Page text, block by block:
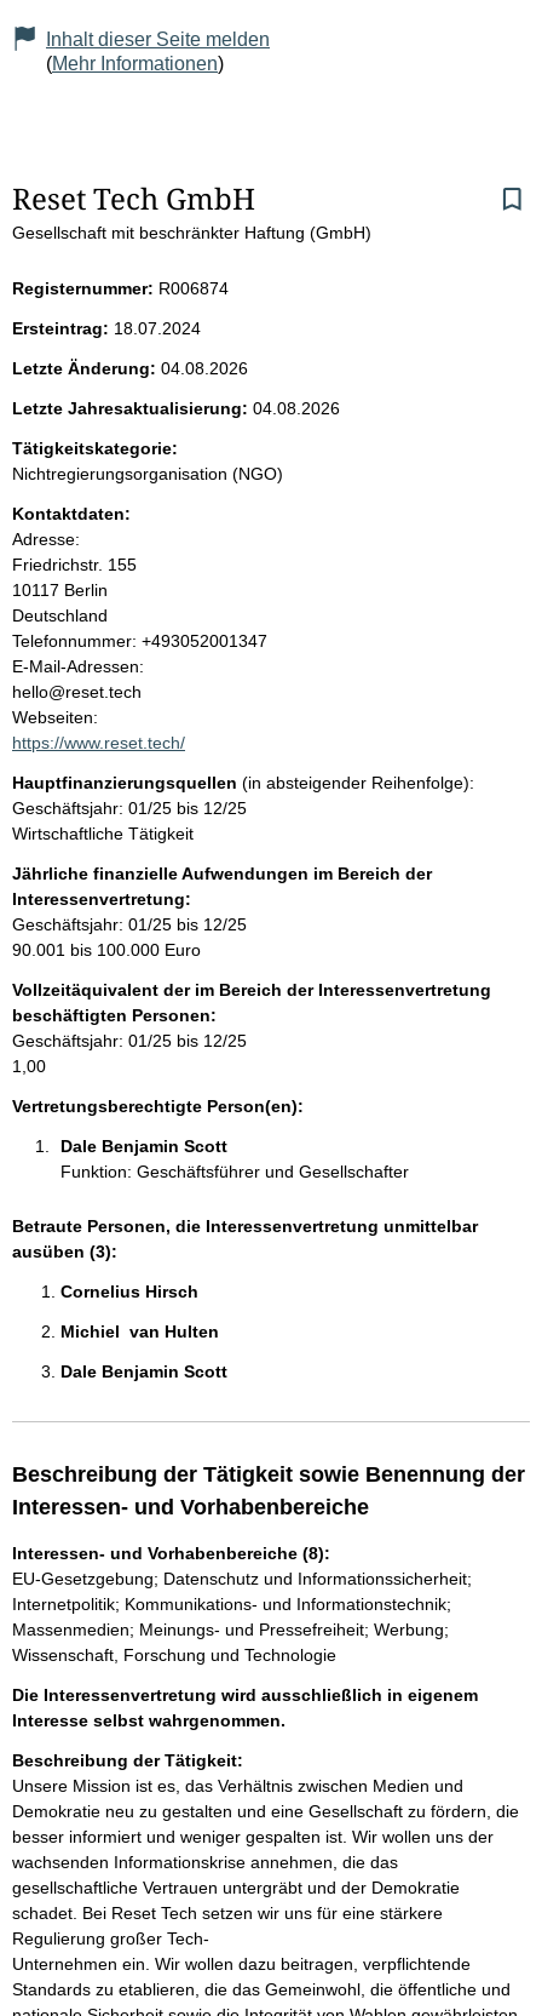
Inhalt dieser Seite melden
(Mehr Informationen)
S
e
i
t
e
n
i
n
h
a
l
t
Reset Tech GmbH
Gesellschaft mit beschränkter Haftung (GmbH)
Registernummer: R006874
Ersteintrag: 18.07.2024
Letzte Änderung: 04.08.2026
Letzte Jahresaktualisierung: 04.08.2026
Tätigkeitskategorie:
Nichtregierungsorganisation (NGO)
Kontaktdaten:
Adresse:
Friedrichstr. 155
10117 Berlin
Deutschland
K
o
n
t
a
t
i
n
f
o
r
m
t
i
o
n
e
Telefonnummer: +493052001347
E-Mail-Adressen:
hello@reset.tech
Webseiten:
https://www.reset.tech/
Hauptfinanzierungsquellen (in absteigender Reihenfolge):
Geschäftsjahr: 01/25 bis 12/25
Wirtschaftliche Tätigkeit
Jährliche finanzielle Aufwendungen im Bereich der
Interessenvertretung:
Geschäftsjahr: 01/25 bis 12/25
90.001 bis 100.000 Euro
Vollzeitäquivalent der im Bereich der Interessenvertretung
beschäftigten Personen:
Geschäftsjahr: 01/25 bis 12/25
1,00
Vertretungsberechtigte Person(en):
Dale Benjamin Scott
Funktion: Geschäftsführer und Gesellschafter
Betraute Personen, die Interessenvertretung unmittelbar
ausüben (3):
Cornelius Hirsch
Michiel  van Hulten
Dale Benjamin Scott
Beschreibung der Tätigkeit sowie Benennung der
Interessen- und Vorhabenbereiche
Interessen- und Vorhabenbereiche (8):
EU-Gesetzgebung; Datenschutz und Informationssicherheit;
Internetpolitik; Kommunikations- und Informationstechnik;
Massenmedien; Meinungs- und Pressefreiheit; Werbung;
Wissenschaft, Forschung und Technologie
Die Interessenvertretung wird ausschließlich in eigenem
Interesse selbst wahrgenommen.
Beschreibung der Tätigkeit:
Unsere Mission ist es, das Verhältnis zwischen Medien und
Demokratie neu zu gestalten und eine Gesellschaft zu fördern, die
besser informiert und weniger gespalten ist. Wir wollen uns der
wachsenden Informationskrise annehmen, die das
gesellschaftliche Vertrauen untergräbt und der Demokratie
schadet. Bei Reset Tech setzen wir uns für eine stärkere
Regulierung großer Tech-
Unternehmen ein. Wir wollen dazu beitragen, verpflichtende
Standards zu etablieren, die das Gemeinwohl, die öffentliche und